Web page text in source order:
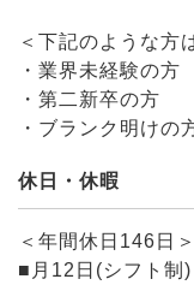
＜下記のような方
・業界未経験の方
・第二新卒の方
・ブランク明けの
休日・休暇
＜年間休日146日＞
■月12日(シフト制)